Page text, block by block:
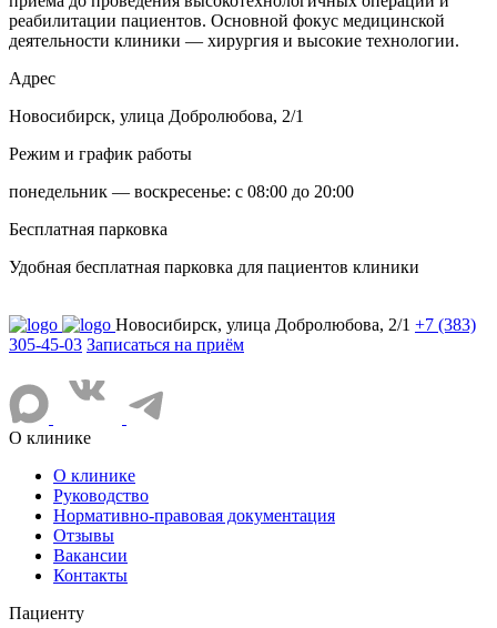
реабилитации пациентов. Основной фокус медицинской
деятельности клиники — хирургия и высокие технологии.
Адрес
Новосибирск, улица Добролюбова, 2/1
Режим и график работы
понедельник — воскресенье: с 08:00 до 20:00
Бесплатная парковка
Удобная бесплатная парковка для пациентов клиники
Новосибирск, улица Добролюбова, 2/1 +7 (383)
305-45-03 Записаться на приём
О клинике
О клинике
Руководство
Нормативно-правовая документация
Отзывы
Вакансии
Контакты
Пациенту